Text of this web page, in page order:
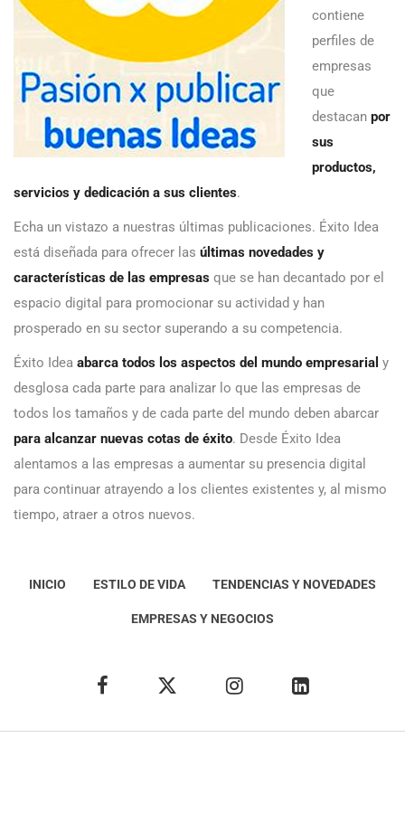
contiene
perfiles de
empresas
que
destacan por
sus
productos,
servicios y dedicación a sus clientes.
Echa un vistazo a nuestras últimas publicaciones. Éxito Idea
está diseñada para ofrecer las últimas novedades y
características de las empresas que se han decantado por el
espacio digital para promocionar su actividad y han
prosperado en su sector superando a su competencia.
Éxito Idea abarca todos los aspectos del mundo empresarial y
desglosa cada parte para analizar lo que las empresas de
todos los tamaños y de cada parte del mundo deben abarcar
para alcanzar nuevas cotas de éxito. Desde Éxito Idea
alentamos a las empresas a aumentar su presencia digital
para continuar atrayendo a los clientes existentes y, al mismo
tiempo, atraer a otros nuevos.
INICIO ESTILO DE VIDA TENDENCIAS Y NOVEDADES
EMPRESAS Y NEGOCIOS